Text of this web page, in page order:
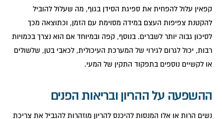
קפאין עלול להפחית את ספיגת הסידן בגוף, מה שעלול להוביל
להקטנת צפיפות העצם במידה מסוימת עם הזמן, וכתוצאה מכך
לסיכון גבוה יותר לשברים. בנוסף, קפה ובמיוחד אם הוא נצרך בכמויות
רבות, יכול לגרום לגירוי של המערכת העיכולית, לכאבי בטן, שלשולים
או לקשיים נוספים בתפקוד התקין של המעי.
ההשפעה על ההריון ובריאות הפנים
נשים הרות או אלו המנסות להיכנס להריון מוזהרות להגביל את צריכת